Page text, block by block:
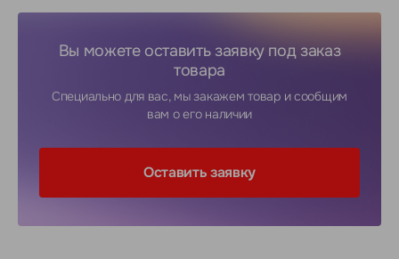
Вы можете оставить заявку под заказ
товара
Специально для вас, мы закажем товар и сообщим
вам о его наличии
Оставить заявку